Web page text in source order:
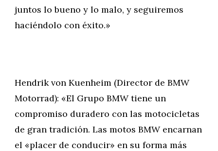
juntos lo bueno y lo malo, y seguiremos
haciéndolo con éxito.»
Hendrik von Kuenheim (Director de BMW
Motorrad): «El Grupo BMW tiene un
compromiso duradero con las motocicletas
de gran tradición. Las motos BMW encarnan
el «placer de conducir» en su forma más